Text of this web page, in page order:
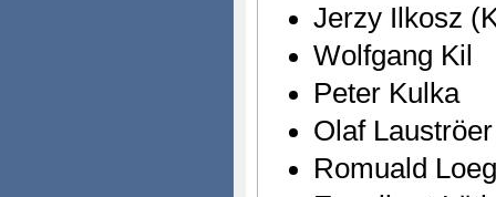
Jerzy Ilkosz
Wolfgang Kil
Peter Kulka
Olaf Lauströer
Romuald